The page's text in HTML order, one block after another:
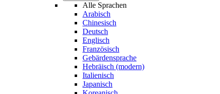
Alle Sprachen
Arabisch
Chinesisch
Deutsch
Englisch
Französisch
Gebärdensprache
Hebräisch (modern)
Italienisch
Japanisch